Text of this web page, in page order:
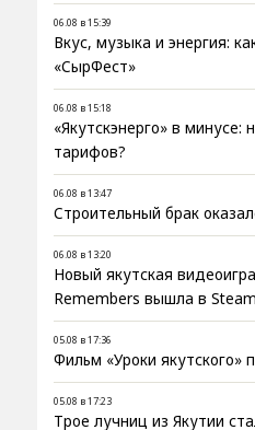
06.08 в 15:39
Вкус, музыка и энергия:
«СырФест»
06.08 в 15:18
«Якутскэнерго» в
тарифов?
06.08 в 13:47
Строительный брак
06.08 в 13:20
Новый якутская
Remembers вышла в Steam
05.08 в 17:36
Фильм «Уроки якутского»
05.08 в 17:23
Трое лучниц из Якутии